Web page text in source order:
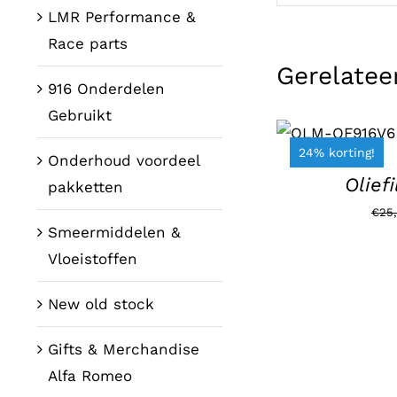
24% korting!
AAN
WINKELWAGEN
€
LMR Performance &
Race parts
916 Onderdelen
Gebruikt
Onderhoud voordeel
pakketten
Smeermiddelen &
Vloeistoffen
New old stock
Gifts & Merchandise
Alfa Romeo